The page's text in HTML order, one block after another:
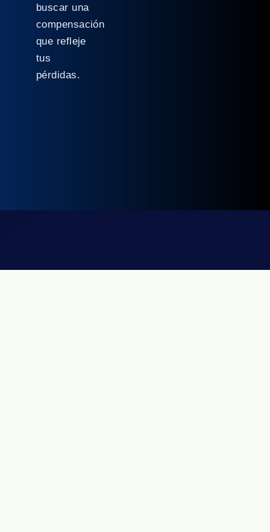
buscar una
compensación
que refleje
tus
pérdidas.